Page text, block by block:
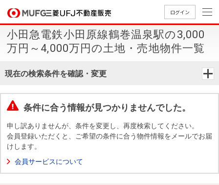
ログイン
買いたいTOP
中古
マン
築・
売りたいTOP
無
料
却
店舗案内TOP
店舗のご
案内（首
案内（名
案内（関
会社情報TOP
ごあいさ
つ
要
Way
採用情報TOP
新卒採用
情報
採用情報
買いたい
売りたい
店舗案内
会社情報
採用情報
小田急電鉄小田原線鶴巻温泉駅の3,000
万円～4,000万円の土地・売地物件一覧
現在の検索条件を確認・変更
条件に合う情報が見つかりませんでした。
申し訳ありませんが、条件を変更し、再度検索してください。
会員登録いただくと、ご希望の条件に合う物件情報をメールでお届
けします。
会員サービスについて